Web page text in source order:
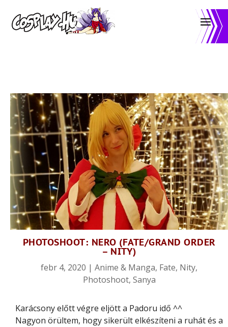
PHOTOSHOOT: NERO (FATE/GRAND ORDER
– NITY)
febr 4, 2020 | Anime & Manga, Fate, Nity,
Photoshoot, Sanya
Karácsony előtt végre eljött a Padoru idő ^^
Nagyon örültem, hogy sikerült elkészíteni a ruhát és a